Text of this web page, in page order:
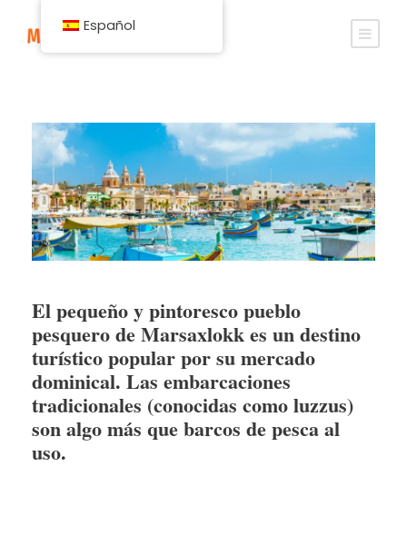
El pequeño y pintoresco pueblo
pesquero de Marsaxlokk es un destino
turístico popular por su mercado
dominical. Las embarcaciones
tradicionales (conocidas como luzzus)
son algo más que barcos de pesca al
uso.
Español